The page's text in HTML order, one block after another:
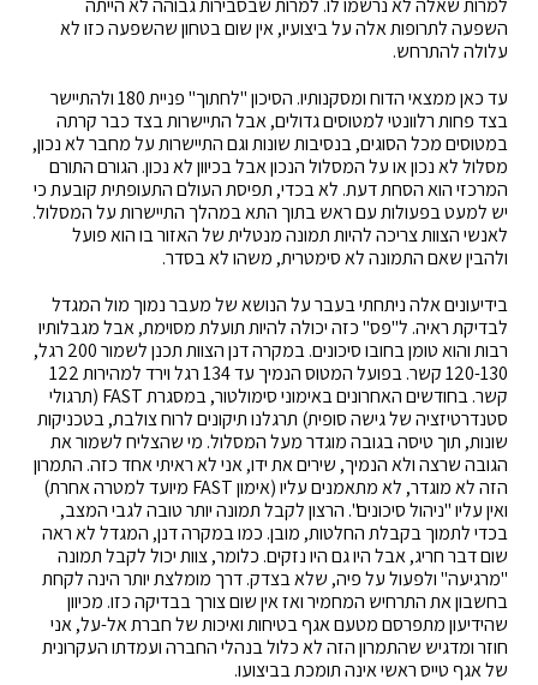
למרות שאלה לא נרשמו לו. למרות שבסבירות גבוהה לא הייתה
השפעה לתרופות אלה על ביצועיו, אין שום בטחון שהשפעה כזו לא
עלולה להתרחש.
עד כאן ממצאי הדוח ומסקנותיו. הסיכון "לחתוך" פניית 180 ולהתיישר
בצד פחות רלוונטי למטוסים גדולים, אבל התיישרות בצד כבר קרתה
במטוסים מכל הסוגים, בנסיבות שונות וגם התיישרות על מחבר לא נכון,
מסלול לא נכון או על המסלול הנכון אבל בכיוון לא נכון. הגורם התורם
המרכזי הוא הסחת דעת. לא בכדי, תפיסת העולם התעופתית קובעת כי
יש למעט בפעולות עם ראש בתוך התא במהלך התיישרות על המסלול.
לאנשי הצוות צריכה להיות תמונה מנטלית של האזור בו הוא פועל
ולהבין שאם התמונה לא סימטרית, משהו לא בסדר.
בידיעונים אלה ניתחתי בעבר על הנושא של מעבר נמוך מול המגדל
לבדיקת ראיה. ל"פס" כזה יכולה להיות תועלת מסוימת, אבל מגבלותיו
רבות והוא טומן בחובו סיכונים. במקרה דנן הצוות תכנן לשמור 200 רגל,
120-130 קשר. בפועל המטוס הנמיך עד 134 רגל וירד למהירות 122
קשר. בחודשים האחרונים באימוני סימולטור, במסגרת FAST (תרגולי
סטנדרטיזציה של גישה סופית) תרגלנו תיקונים לרוח צולבת, בטכניקות
שונות, תוך טיסה בגובה מוגדר מעל המסלול. מי שהצליח לשמור את
הגובה שרצה ולא הנמיך, שירים את ידו, אני לא ראיתי אחד כזה. התמרון
הזה לא מוגדר, לא מתאמנים עליו (אימון FAST מיועד למטרה אחרת)
ואין עליו "ניהול סיכונים". הרצון לקבל תמונה יותר טובה לגבי המצב,
בכדי לתמוך בקבלת החלטות, מובן. כמו במקרה דנן, המגדל לא ראה
שום דבר חריג, אבל היו גם היו נזקים. כלומר, צוות יכול לקבל תמונה
"מרגיעה" ולפעול על פיה, שלא בצדק. דרך מומלצת יותר הינה לקחת
בחשבון את התרחיש המחמיר ואז אין שום צורך בבדיקה כזו. מכיוון
שהידיעון מתפרסם מטעם אגף בטיחות ואיכות של חברת אל-על, אני
חוזר ומדגיש שהתמרון הזה לא כלול בנהלי החברה ועמדתו העקרונית
של אגף טייס ראשי אינה תומכת בביצועו.